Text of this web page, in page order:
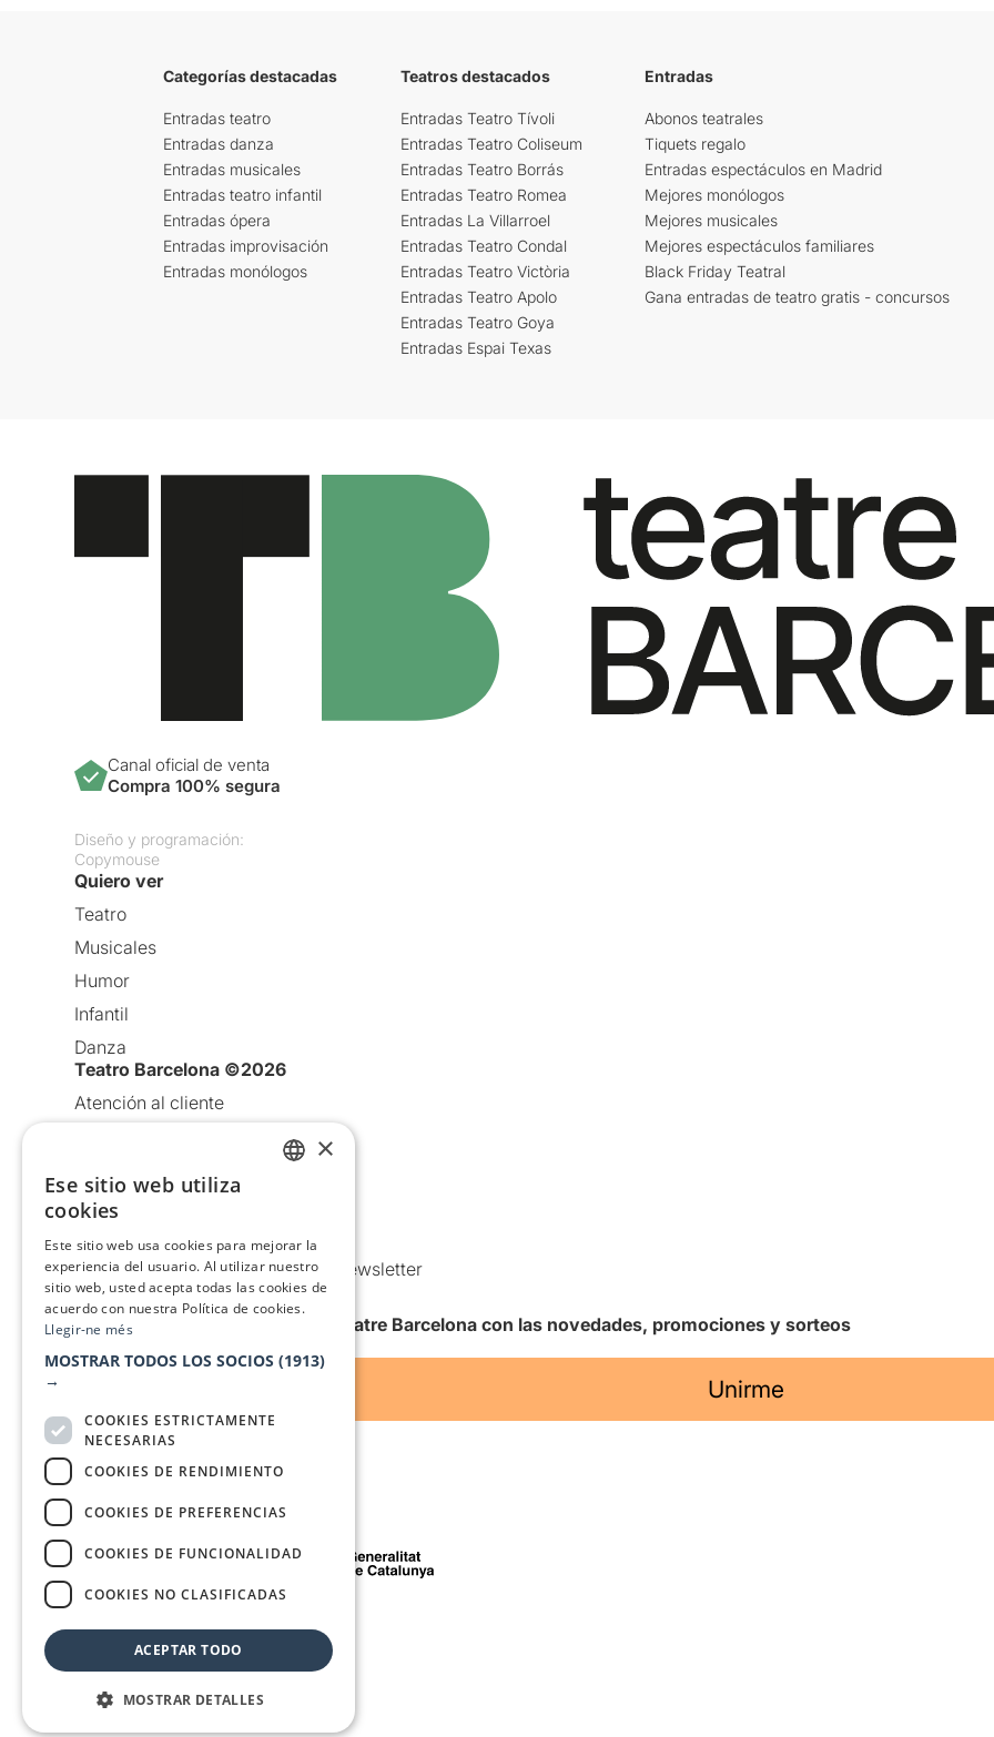
Categorías destacadas
Entradas teatro
Entradas danza
Entradas musicales
Entradas teatro infantil
Entradas ópera
Entradas improvisación
Entradas monólogos
Teatros destacados
Entradas Teatro Tívoli
Entradas Teatro Coliseum
Entradas Teatro Borrás
Entradas Teatro Romea
Entradas La Villarroel
Entradas Teatro Condal
Entradas Teatro Victòria
Entradas Teatro Apolo
Entradas Teatro Goya
Entradas Espai Texas
Entradas
Abonos teatrales
Tiquets regalo
Entradas espectáculos en Madrid
Mejores monólogos
Mejores musicales
Mejores espectáculos familiares
Black Friday Teatral
Gana entradas de teatro gratis - concursos
Canal oficial de venta
Compra 100% segura
Diseño y programación:
Copymouse
Quiero ver
Teatro
Musicales
Humor
Infantil
Danza
Teatro Barcelona ©2026
Atención al cliente
Política de Cookies
Condiciones de uso
Comunicaciones comerciales y Newsletter
Anuncia’t
Quiero recibir la newsletter de Teatre Barcelona con las novedades, promociones y sorteos
Unirme
Con el apoyo de
Medio de comunicación asociado a
×
Ese sitio web utiliza
cookies
Este sitio web usa cookies para mejorar la
experiencia del usuario. Al utilizar nuestro
sitio web, usted acepta todas las cookies de
acuerdo con nuestra Política de cookies.
Llegir-ne més
MOSTRAR TODOS LOS SOCIOS (1913)
→
COOKIES ESTRICTAMENTE
NECESARIAS
COOKIES DE RENDIMIENTO
COOKIES DE PREFERENCIAS
COOKIES DE FUNCIONALIDAD
COOKIES NO CLASIFICADAS
ACEPTAR TODO
MOSTRAR DETALLES